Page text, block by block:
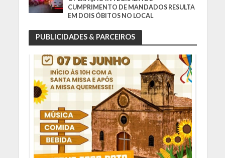
CUMPRIMENTO DE MANDADOS RESULTA
EM DOIS ÓBITOS NO LOCAL
PUBLICIDADES & PARCEIROS